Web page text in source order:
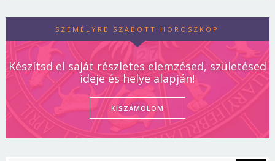
SZEMÉLYRE SZABOTT HOROSZKÓP
Készítsd el saját részletes elemzésed, születésed
ideje és helye alapján!
KISZÁMOLOM